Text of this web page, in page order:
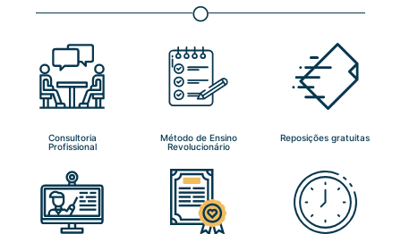
Consultoria
Profissional
Método de Ensino
Revolucionário
Reposições gratuitas